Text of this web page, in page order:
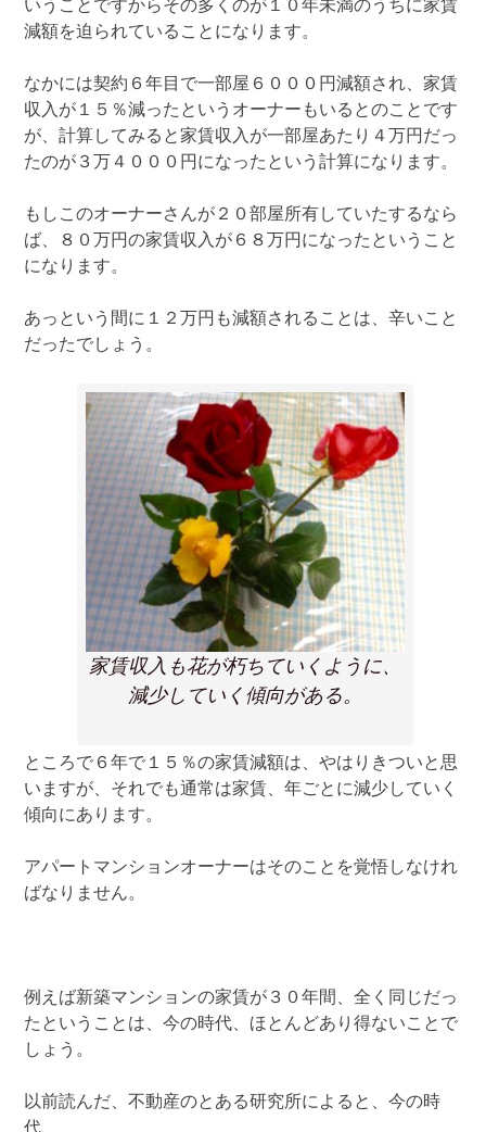
いうことですからその多くのが１０年未満のうちに家賃
減額を迫られていることになります。
なかには契約６年目で一部屋６０００円減額され、家賃
収入が１５％減ったというオーナーもいるとのことです
が、計算してみると家賃収入が一部屋あたり４万円だっ
たのが３万４０００円になったという計算になります。
もしこのオーナーさんが２０部屋所有していたするなら
ば、８０万円の家賃収入が６８万円になったということ
になります。
あっという間に１２万円も減額されることは、辛いこと
だったでしょう。
家賃収入も花が朽ちていくように、
減少していく傾向がある。
ところで６年で１５％の家賃減額は、やはりきついと思
いますが、それでも通常は家賃、年ごとに減少していく
傾向にあります。
アパートマンションオーナーはそのことを覚悟しなけれ
ばなりません。
例えば新築マンションの家賃が３０年間、全く同じだっ
たということは、今の時代、ほとんどあり得ないことで
しょう。
以前読んだ、不動産のとある研究所によると、今の時
代、